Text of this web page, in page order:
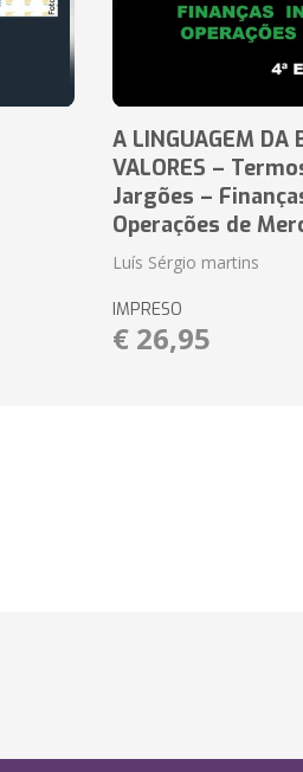
A LINGUAGEM DA
VALORES –
Jargões –
Operações de
Luís Sérgio martins
IMPRESO
€ 26,95